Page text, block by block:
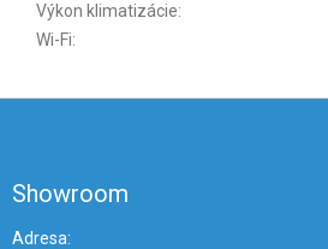
Výkon klimatizácie:
Wi-Fi:
Showroom
Adresa: